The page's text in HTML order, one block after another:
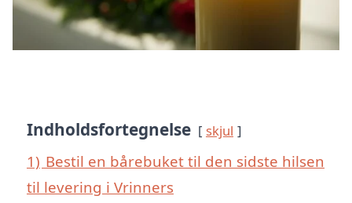
Indholdsfortegnelse skjul
1) Bestil en bårebuket til den sidste hilsen
til levering i Vrinners